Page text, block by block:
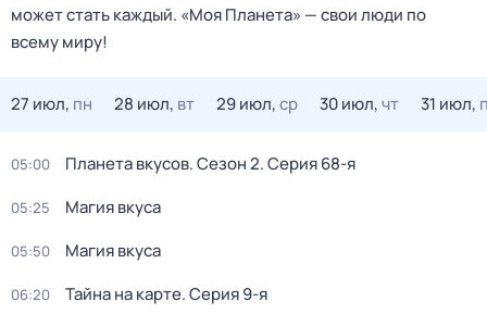
может стать каждый. «Моя Планета» — свои люди по
всему миру!
27 июл, пн 28 июл, вт 29 июл,ср 30 июл,чт 31 июл,
05:00 Планета вкусов. Сезон 2. Серия 68-я
05:25 Магия вкуса
05:50 Магия вкуса
06:20 Тайна на карте. Серия 9-я